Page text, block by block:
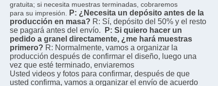
gratuita; si necesita muestras terminadas, cobraremos
para su impresión.
P: ¿Necesita un depósito antes de la
producción en masa? R: Sí, depósito del 50% y el resto
se pagará antes del envío.
P: Si quiero hacer un
pedido a granel directamente, ¿me hará muestras
primero? R: Normalmente, vamos a organizar la
producción después de confirmar el diseño, luego una
vez que esté terminado, enviaremos
Usted videos y fotos para confirmar, después de que
usted confirma, vamos a organizar el envío de acuerdo